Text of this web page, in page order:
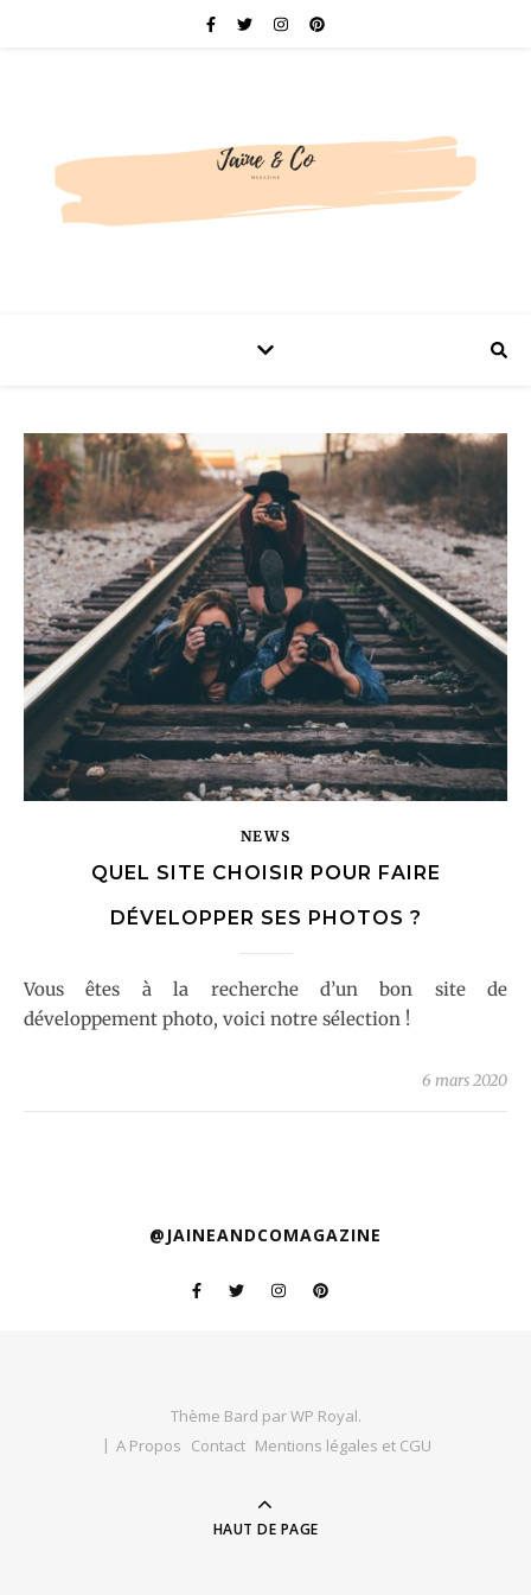
NEWS
QUEL SITE CHOISIR POUR FAIRE
DÉVELOPPER SES PHOTOS ?
Vous êtes à la recherche d’un bon site de
développement photo, voici notre sélection !
6 mars 2020
@JAINEANDCOMAGAZINE
Thème Bard parWP Royal.
A Propos Contact Mentions légales et CGU
HAUT DE PAGE